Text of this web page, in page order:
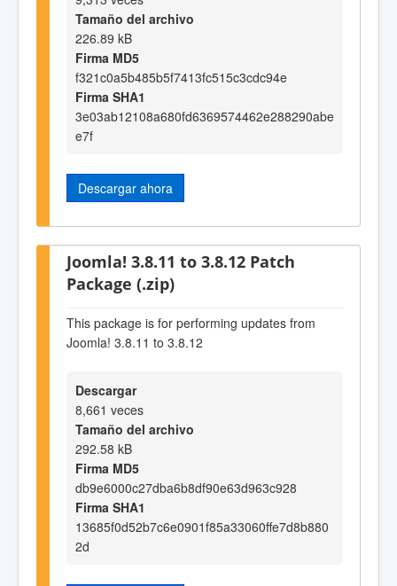
Tamaño del archivo
226.89 kB
Firma MD5
f321c0a5b485b5f7413fc515c3cdc94e
Firma SHA1
3e03ab12108a680fd6369574462e288290abe
e7f
Descargar ahora
Joomla! 3.8.11 to 3.8.12 Patch
Package (.zip)
This package is for performing updates from
Joomla! 3.8.11 to 3.8.12
Descargar
8,661 veces
Tamaño del archivo
292.58 kB
Firma MD5
db9e6000c27dba6b8df90e63d963c928
Firma SHA1
13685f0d52b7c6e0901f85a33060ffe7d8b880
2d